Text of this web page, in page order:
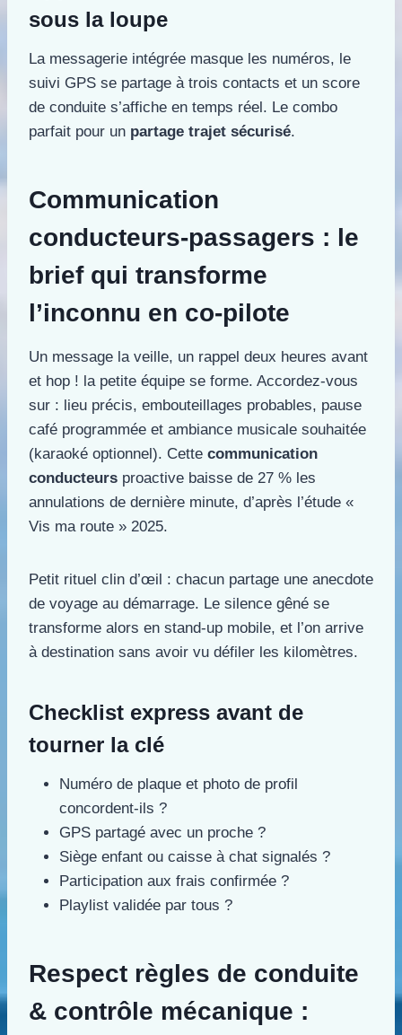
sous la loupe
La messagerie intégrée masque les numéros, le
suivi GPS se partage à trois contacts et un score
de conduite s’affiche en temps réel. Le combo
parfait pour un partage trajet sécurisé.
Communication
conducteurs-passagers : le
brief qui transforme
l’inconnu en co-pilote
Un message la veille, un rappel deux heures avant
et hop ! la petite équipe se forme. Accordez-vous
sur : lieu précis, embouteillages probables, pause
café programmée et ambiance musicale souhaitée
(karaoké optionnel). Cette communication
conducteurs proactive baisse de 27 % les
annulations de dernière minute, d’après l’étude «
Vis ma route » 2025.
Petit rituel clin d’œil : chacun partage une anecdote
de voyage au démarrage. Le silence gêné se
transforme alors en stand-up mobile, et l’on arrive
à destination sans avoir vu défiler les kilomètres.
Checklist express avant de
tourner la clé
Numéro de plaque et photo de profil
concordent-ils ?
GPS partagé avec un proche ?
Siège enfant ou caisse à chat signalés ?
Participation aux frais confirmée ?
Playlist validée par tous ?
Respect règles de conduite
& contrôle mécanique :